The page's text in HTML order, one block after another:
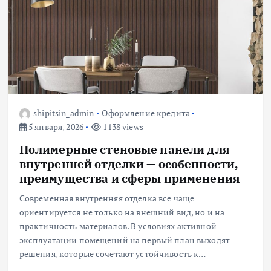
shipitsin_admin
Оформление кредита
5 января, 2026
1138 views
Полимерные стеновые панели для
внутренней отделки — особенности,
преимущества и сферы применения
Современная внутренняя отделка все чаще
ориентируется не только на внешний вид, но и на
практичность материалов. В условиях активной
эксплуатации помещений на первый план выходят
решения, которые сочетают устойчивость к…